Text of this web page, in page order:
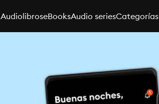
AudiolibroseBooksAudio seriesCategorías